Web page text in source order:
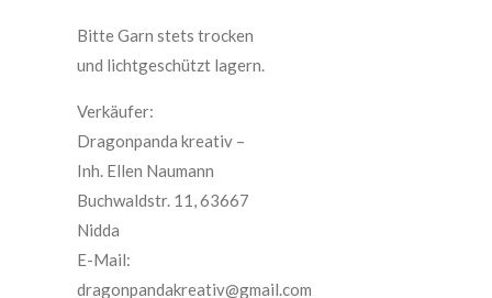
Bitte Garn stets trocken
und lichtgeschützt lagern.
Verkäufer:
Dragonpanda kreativ –
Inh. Ellen Naumann
Buchwaldstr. 11, 63667
Nidda
E-Mail:
dragonpandakreativ@gmail.com